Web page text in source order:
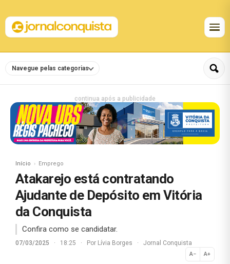
Navegue pelas categorias
continua após a publicidade
Início Emprego
Atakarejo está contratando
Ajudante de Depósito em Vitória
da Conquista
Confira como se candidatar.
07/03/2025 · 18:25 · Por Lívia Borges · Jornal Conquista
A− A+
Normal